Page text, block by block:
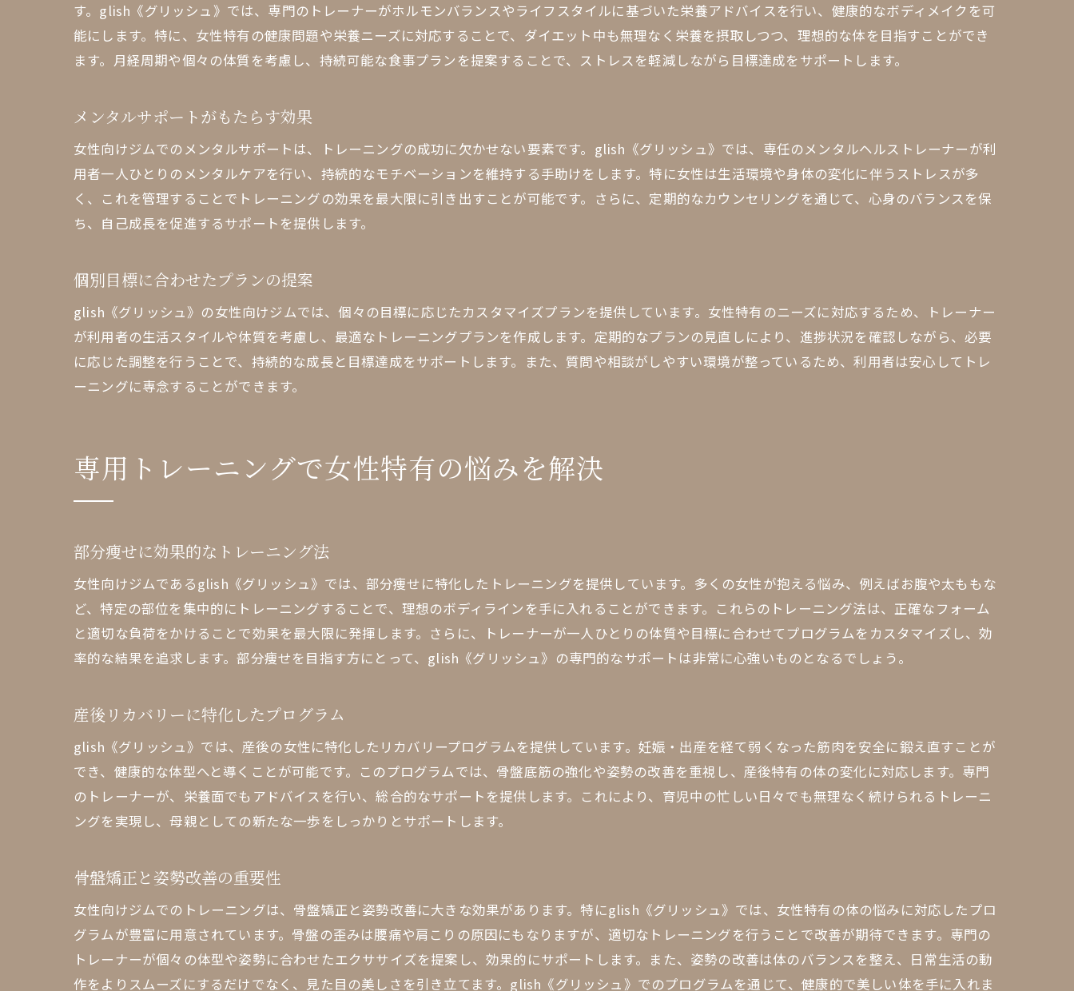
個室トレーニングのメリット
ストレスフリーなトレーニング環境
glish《グリッシュ》のユニークな特徴
利用者の声から見るジムの評判
パーソナルトレーニングの効果とは
継続するためのトレーニング計画
新たな目標を設定し挑戦する力
トレーニングを通じた自己成長の実感
フィットネスがもたらす生活の変化
健康的なライフスタイルの確立
す。glish《グリッシュ》では、専門のトレーナーがホルモンバランスやライフスタイルに基づいた栄養アドバイスを行い、健康的なボディメイクを可
能にします。特に、女性特有の健康問題や栄養ニーズに対応することで、ダイエット中も無理なく栄養を摂取しつつ、理想的な体を目指すことができ
ます。月経周期や個々の体質を考慮し、持続可能な食事プランを提案することで、ストレスを軽減しながら目標達成をサポートします。
メンタルサポートがもたらす効果
女性向けジムでのメンタルサポートは、トレーニングの成功に欠かせない要素です。glish《グリッシュ》では、専任のメンタルヘルストレーナーが利
用者一人ひとりのメンタルケアを行い、持続的なモチベーションを維持する手助けをします。特に女性は生活環境や身体の変化に伴うストレスが多
く、これを管理することでトレーニングの効果を最大限に引き出すことが可能です。さらに、定期的なカウンセリングを通じて、心身のバランスを保
ち、自己成長を促進するサポートを提供します。
個別目標に合わせたプランの提案
glish《グリッシュ》の女性向けジムでは、個々の目標に応じたカスタマイズプランを提供しています。女性特有のニーズに対応するため、トレーナー
が利用者の生活スタイルや体質を考慮し、最適なトレーニングプランを作成します。定期的なプランの見直しにより、進捗状況を確認しながら、必要
に応じた調整を行うことで、持続的な成長と目標達成をサポートします。また、質問や相談がしやすい環境が整っているため、利用者は安心してトレ
ーニングに専念することができます。
専用トレーニングで女性特有の悩みを解決
部分痩せに効果的なトレーニング法
女性向けジムであるglish《グリッシュ》では、部分痩せに特化したトレーニングを提供しています。多くの女性が抱える悩み、例えばお腹や太ももな
ど、特定の部位を集中的にトレーニングすることで、理想のボディラインを手に入れることができます。これらのトレーニング法は、正確なフォーム
と適切な負荷をかけることで効果を最大限に発揮します。さらに、トレーナーが一人ひとりの体質や目標に合わせてプログラムをカスタマイズし、効
率的な結果を追求します。部分痩せを目指す方にとって、glish《グリッシュ》の専門的なサポートは非常に心強いものとなるでしょう。
産後リカバリーに特化したプログラム
glish《グリッシュ》では、産後の女性に特化したリカバリープログラムを提供しています。妊娠・出産を経て弱くなった筋肉を安全に鍛え直すことが
でき、健康的な体型へと導くことが可能です。このプログラムでは、骨盤底筋の強化や姿勢の改善を重視し、産後特有の体の変化に対応します。専門
のトレーナーが、栄養面でもアドバイスを行い、総合的なサポートを提供します。これにより、育児中の忙しい日々でも無理なく続けられるトレーニ
ングを実現し、母親としての新たな一歩をしっかりとサポートします。
骨盤矯正と姿勢改善の重要性
女性向けジムでのトレーニングは、骨盤矯正と姿勢改善に大きな効果があります。特にglish《グリッシュ》では、女性特有の体の悩みに対応したプロ
グラムが豊富に用意されています。骨盤の歪みは腰痛や肩こりの原因にもなりますが、適切なトレーニングを行うことで改善が期待できます。専門の
トレーナーが個々の体型や姿勢に合わせたエクササイズを提案し、効果的にサポートします。また、姿勢の改善は体のバランスを整え、日常生活の動
作をよりスムーズにするだけでなく、見た目の美しさを引き立てます。glish《グリッシュ》でのプログラムを通じて、健康的で美しい体を手に入れま